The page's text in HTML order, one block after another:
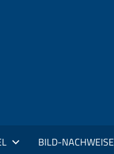
BILD-NACHWEISE